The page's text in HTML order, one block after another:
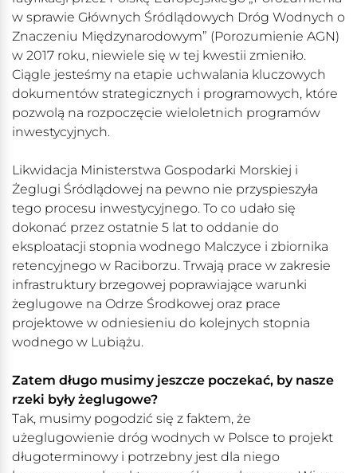
w sprawie Głównych Śródlądowych Dróg Wodnych o
Znaczeniu Międzynarodowym” (Porozumienie AGN)
w 2017 roku, niewiele się w tej kwestii zmieniło.
Ciągle jesteśmy na etapie uchwalania kluczowych
dokumentów strategicznych i programowych, które
pozwolą na rozpoczęcie wieloletnich programów
inwestycyjnych.
Likwidacja Ministerstwa Gospodarki Morskiej i
Żeglugi Śródlądowej na pewno nie przyspieszyła
tego procesu inwestycyjnego. To co udało się
dokonać przez ostatnie 5 lat to oddanie do
eksploatacji stopnia wodnego Malczyce i zbiornika
retencyjnego w Raciborzu. Trwają prace w zakresie
infrastruktury brzegowej poprawiające warunki
żeglugowe na Odrze Środkowej oraz prace
projektowe w odniesieniu do kolejnych stopnia
wodnego w Lubiążu.
Zatem długo musimy jeszcze poczekać, by nasze
rzeki były żeglugowe?
Tak, musimy pogodzić się z faktem, że
użeglugowienie dróg wodnych w Polsce to projekt
długoterminowy i potrzebny jest dla niego